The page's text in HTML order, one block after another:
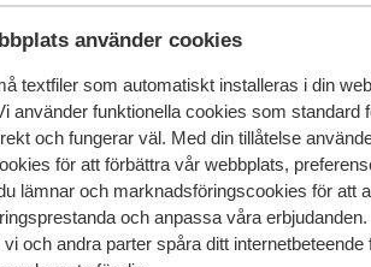
använder cookies
textfiler som automatiskt installeras i din
använder funktionella cookies som standard
och fungerar väl. Med din tillåtelse
för att förbättra vår webbplats,
lämnar och marknadsföringscookies för att
och anpassa våra
och andra parter spåra ditt